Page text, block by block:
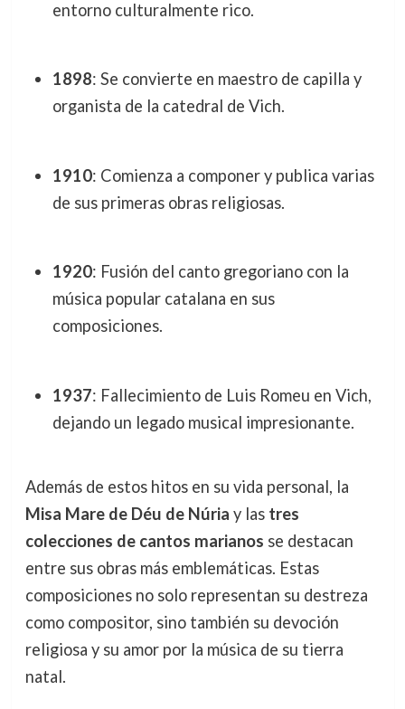
entorno culturalmente rico.
1898: Se convierte en maestro de capilla y
organista de la catedral de Vich.
1910: Comienza a componer y publica varias
de sus primeras obras religiosas.
1920: Fusión del canto gregoriano con la
música popular catalana en sus
composiciones.
1937: Fallecimiento de Luis Romeu en Vich,
dejando un legado musical impresionante.
Además de estos hitos en su vida personal, la
Misa Mare de Déu de Núria y las tres
colecciones de cantos marianos se destacan
entre sus obras más emblemáticas. Estas
composiciones no solo representan su destreza
como compositor, sino también su devoción
religiosa y su amor por la música de su tierra
natal.